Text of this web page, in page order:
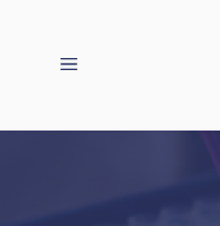
القائمة